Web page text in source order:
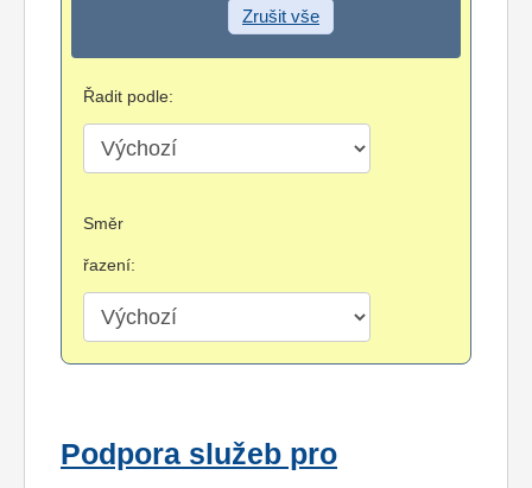
Zrušit vše
Řadit podle:
Směr
řazení:
Podpora služeb pro